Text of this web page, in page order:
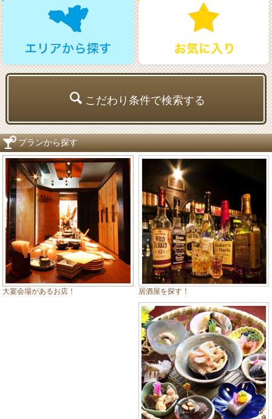
こだわり条件で検索する
プランから探す
大宴会場があるお店！ 居酒屋を探す！